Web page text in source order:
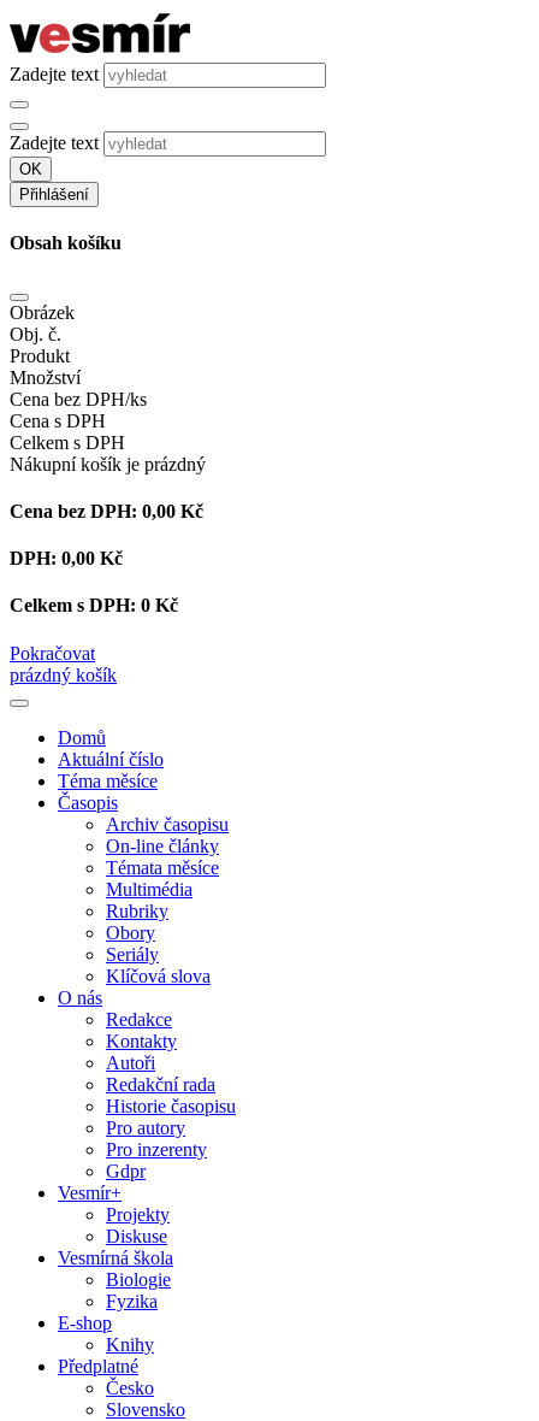
Zadejte text
Zadejte text
OK
Přihlášení
Obsah košíku
Obrázek
Obj. č.
Produkt
Množství
Cena bez DPH/ks
Cena s DPH
Celkem s DPH
Nákupní košík je prázdný
Cena bez DPH: 0,00 Kč
DPH: 0,00 Kč
Celkem s DPH: 0 Kč
Pokračovat
prázdný košík
Domů
Aktuální číslo
Téma měsíce
Časopis
Archiv časopisu
On-line články
Témata měsíce
Multimédia
Rubriky
Obory
Seriály
Klíčová slova
O nás
Redakce
Kontakty
Autoři
Redakční rada
Historie časopisu
Pro autory
Pro inzerenty
Gdpr
Vesmír+
Projekty
Diskuse
Vesmírná škola
Biologie
Fyzika
E-shop
Knihy
Předplatné
Česko
Slovensko